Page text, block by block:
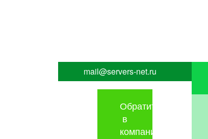
mail@servers-net.ru
Обратиться
в
компанию